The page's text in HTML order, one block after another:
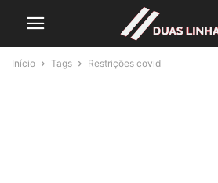
Início Tags Restrições covid